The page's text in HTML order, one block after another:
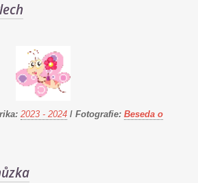
2023 - 2024 / Fotografie: Beseda o